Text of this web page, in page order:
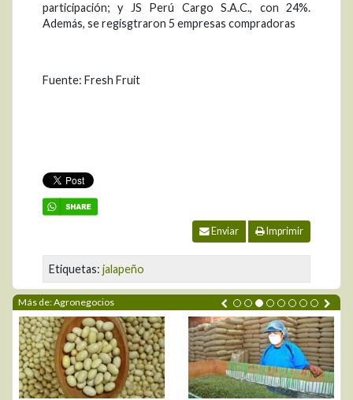
participación; y JS Perú Cargo S.A.C., con 24%.
Además, se regisgtraron 5 empresas compradoras
Fuente: Fresh Fruit
Enviar Imprimir
Etiquetas: jalapeño
Más de: Agronegocios